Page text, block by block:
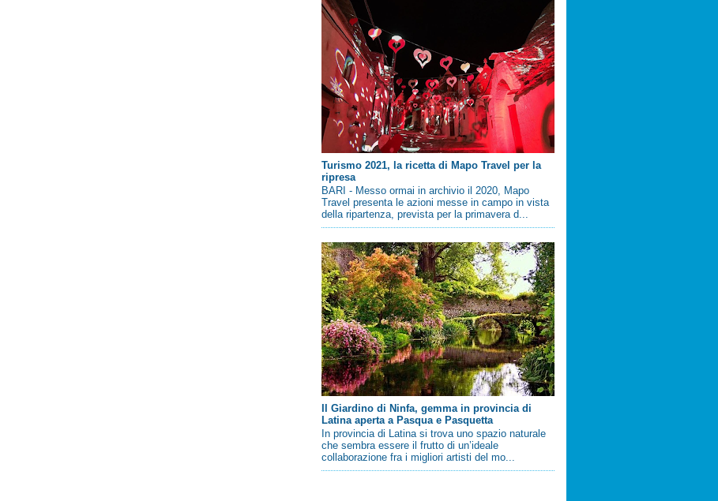
Turismo 2021, la ricetta di Mapo Travel per la
ripresa
BARI - Messo ormai in archivio il 2020, Mapo
Travel presenta le azioni messe in campo in vista
della ripartenza, prevista per la primavera d...
Il Giardino di Ninfa, gemma in provincia di
Latina aperta a Pasqua e Pasquetta
In provincia di Latina si trova uno spazio naturale
che sembra essere il frutto di un’ideale
collaborazione fra i migliori artisti del mo...